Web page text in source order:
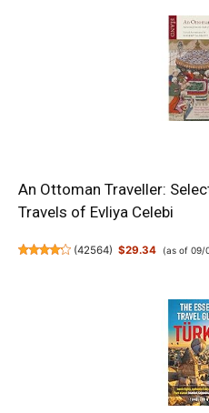
An Ottoman Traveller:
Travels of Evliya Celebi
(42564) $29.34 (as of 09/